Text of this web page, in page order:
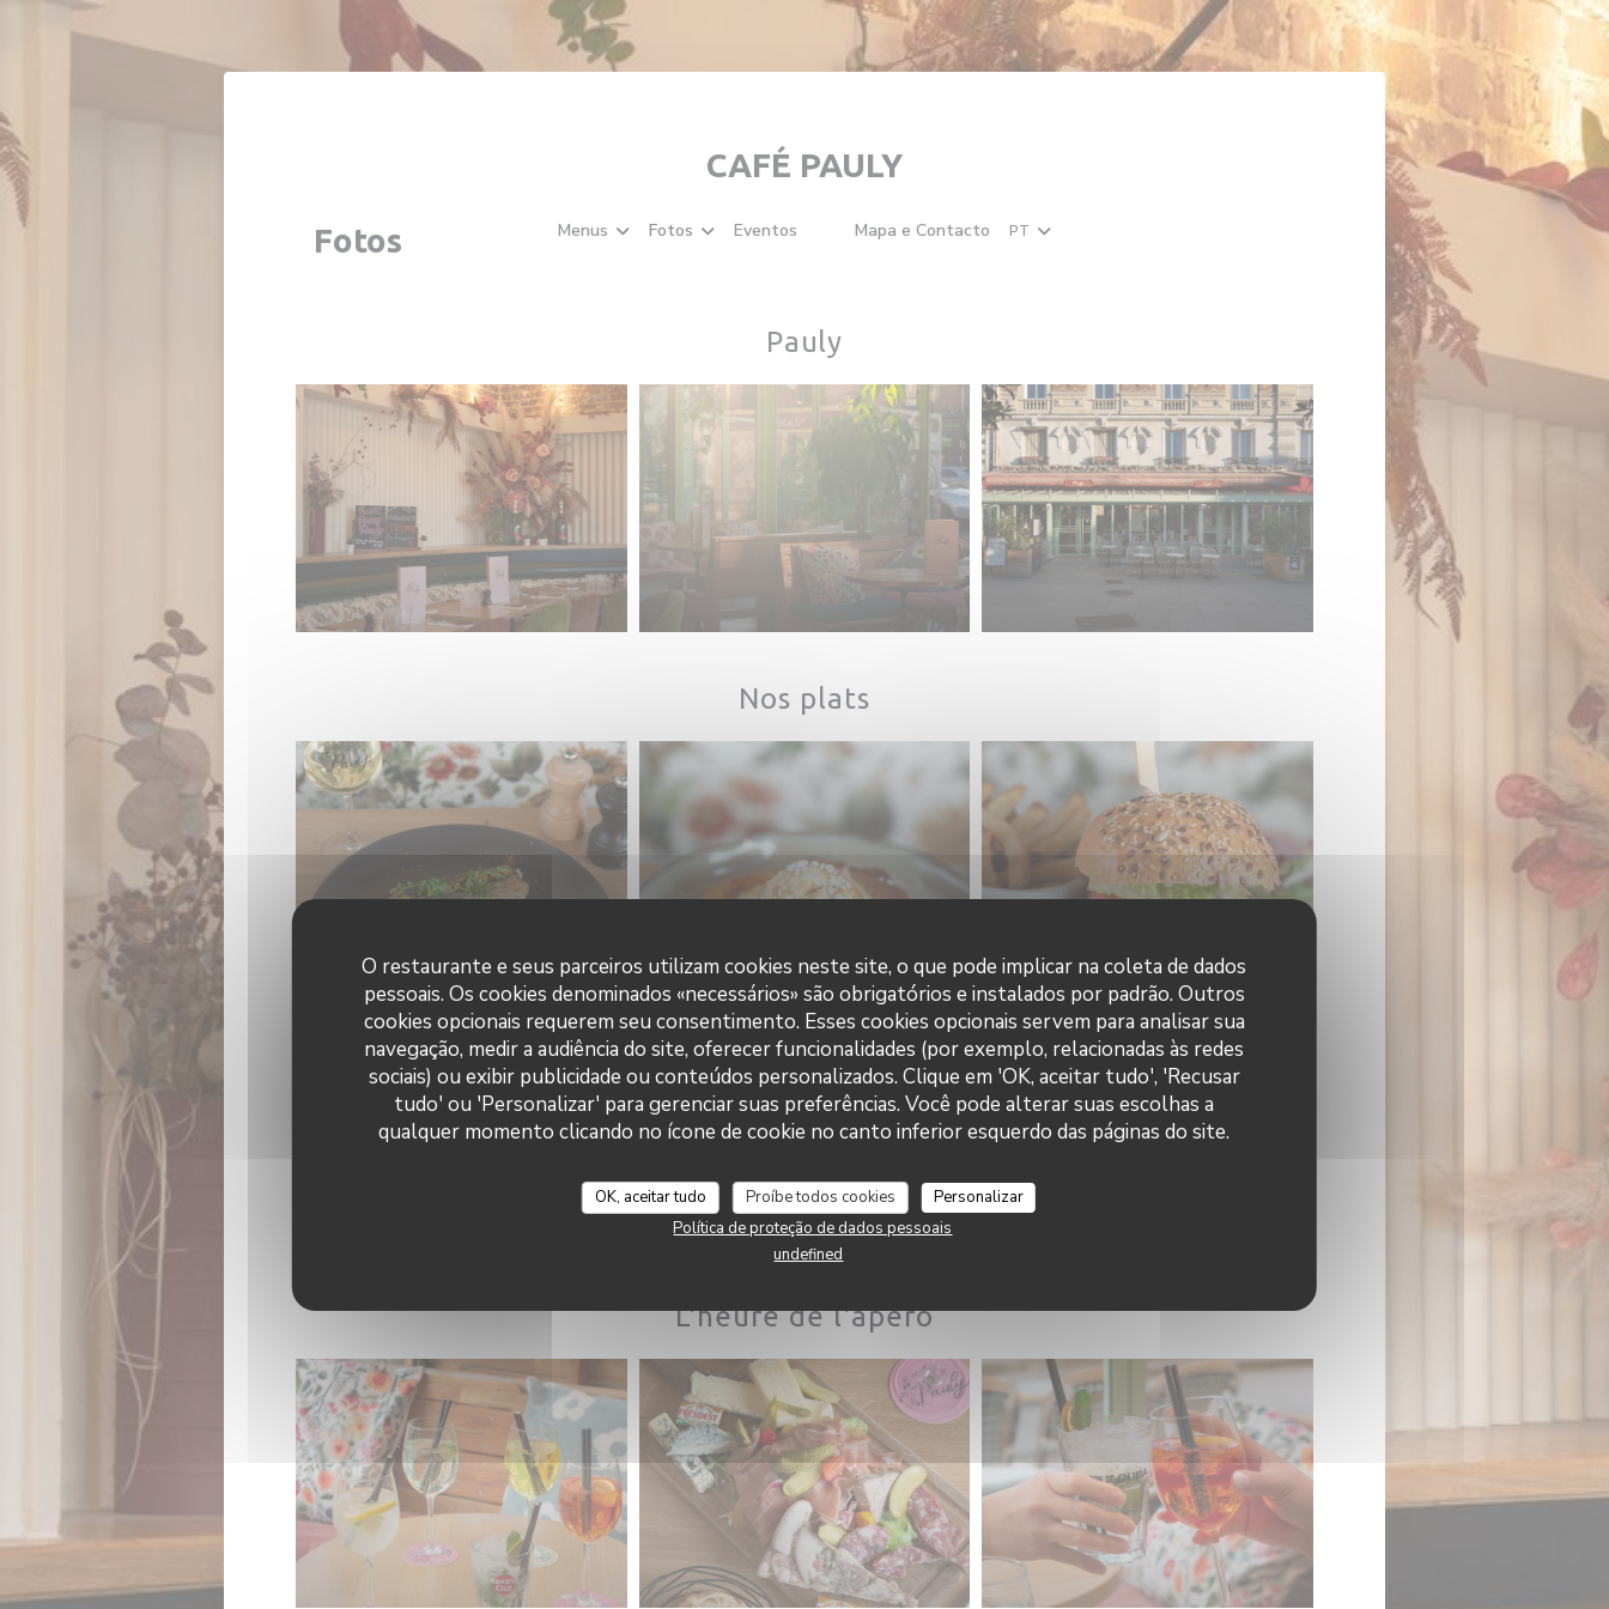
Painel de Gerenciamento de Cookies
O restaurante e seus parceiros utilizam cookies neste site, o que pode implicar na coleta de dados
pessoais. Os cookies denominados «necessários» são obrigatórios e instalados por padrão. Outros
cookies opcionais requerem seu consentimento. Esses cookies opcionais servem para analisar sua
navegação, medir a audiência do site, oferecer funcionalidades (por exemplo, relacionadas às redes
sociais) ou exibir publicidade ou conteúdos personalizados. Clique em 'OK, aceitar tudo', 'Recusar
tudo' ou 'Personalizar' para gerenciar suas preferências. Você pode alterar suas escolhas a
qualquer momento clicando no ícone de cookie no canto inferior esquerdo das páginas do site.
OK, aceitar tudo Proíbe todos cookies
Personalizar
Política de proteção de dados pessoais
undefined
CAFÉ PAULY
Menus Fotos Eventos ((abre numa nova janela))
((abre numa nova janela))
Mapa e Contacto PT
Fotos
Pauly
Nos plats
L'heure de l'apéro
Café Pauly